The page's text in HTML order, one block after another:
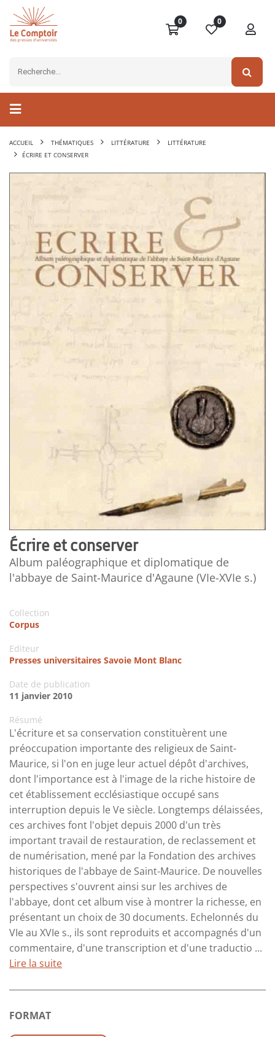
0 0
ACCUEIL THÉMATIQUES LITTÉRATURE
LITTÉRATURE
ÉCRIRE ET CONSERVER
Écrire et conserver
Album paléographique et diplomatique de
l'abbaye de Saint-Maurice d'Agaune (VIe-XVIe s.)
Collection
Corpus
Editeur
Presses universitaires Savoie Mont Blanc
Date de publication
11 janvier 2010
Résumé
L'écriture et sa conservation constituèrent une
préoccupation importante des religieux de Saint-
Maurice, si l'on en juge leur actuel dépôt d'archives,
dont l'importance est à l'image de la riche histoire de
cet établissement ecclésiastique occupé sans
interruption depuis le Ve siècle. Longtemps délaissées,
ces archives font l'objet depuis 2000 d'un très
important travail de restauration, de reclassement et
de numérisation, mené par la Fondation des archives
historiques de l'abbaye de Saint-Maurice. De nouvelles
perspectives s'ouvrent ainsi sur les archives de
l'abbaye, dont cet album vise à montrer la richesse, en
présentant un choix de 30 documents. Echelonnés du
VIe au XVIe s., ils sont reproduits et accompagnés d'un
commentaire, d'une transcription et d'une traductio ...
Lire la suite
FORMAT